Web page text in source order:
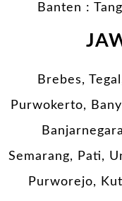
Banten :
Brebes,
Purwokerto,
Semarang, Pati,
Purworejo,